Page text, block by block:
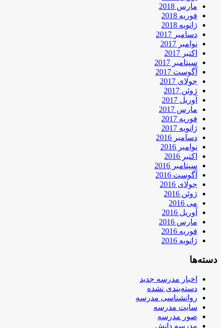
مارس 2018
فوریه 2018
ژانویه 2018
دسامبر 2017
نوامبر 2017
اکتبر 2017
سپتامبر 2017
آگوست 2017
جولای 2017
ژوئن 2017
آوریل 2017
مارس 2017
فوریه 2017
ژانویه 2017
دسامبر 2016
نوامبر 2016
اکتبر 2016
سپتامبر 2016
آگوست 2016
جولای 2016
ژوئن 2016
می 2016
آوریل 2016
مارس 2016
فوریه 2016
ژانویه 2016
دسته‌ها
اخبار مدرسه جدید
دسته‌بندی نشده
روانشناسی مدرسه
سایت مدرسه
صور مدرسه
مدرسه دانش